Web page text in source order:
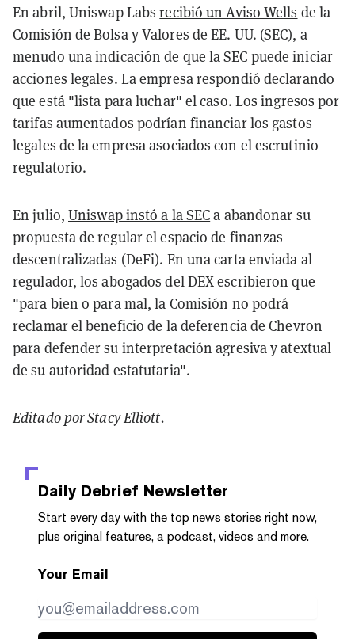
En abril, Uniswap Labsrecibió un Aviso Wells de la
Comisión de Bolsa y Valores de EE. UU. (SEC), a
menudo una indicación de que la SEC puede iniciar
acciones legales. La empresa respondió declarando
que está "lista para luchar" el caso. Los ingresos por
tarifas aumentados podrían financiar los gastos
legales de la empresa asociados con el escrutinio
regulatorio.
En julio, Uniswap instó a la SECa abandonar su
propuesta de regular el espacio de finanzas
descentralizadas (DeFi). En una carta enviada al
regulador, los abogados del DEX escribieron que
"para bien o para mal, la Comisión no podrá
reclamar el beneficio de la deferencia de Chevron
para defender su interpretación agresiva y atextual
de su autoridad estatutaria".
Editado porStacy Elliott.
Daily Debrief Newsletter
Start every day with the top news stories right now,
plus original features, a podcast, videos and more.
Your Email